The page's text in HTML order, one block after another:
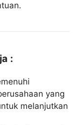
:
yang
melanjutkan